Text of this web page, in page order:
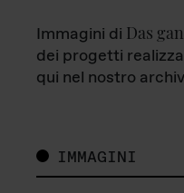
Immagini di Das
dei progetti
qui nel nostro
IMMAGINI